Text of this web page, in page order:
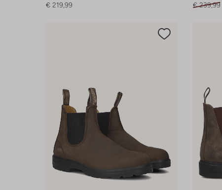
€ 219,99
€ 239,99